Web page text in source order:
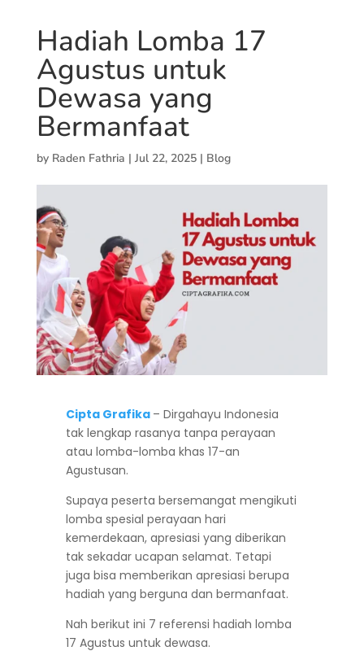
Hadiah Lomba 17
Agustus untuk
Dewasa yang
Bermanfaat
by Raden Fathria | Jul 22, 2025| Blog
Cipta Grafika – Dirgahayu Indonesia
tak lengkap rasanya tanpa perayaan
atau lomba-lomba khas 17-an
Agustusan.
Supaya peserta bersemangat mengikuti
lomba spesial perayaan hari
kemerdekaan, apresiasi yang diberikan
tak sekadar ucapan selamat. Tetapi
juga bisa memberikan apresiasi berupa
hadiah yang berguna dan bermanfaat.
Nah berikut ini 7 referensi hadiah lomba
17 Agustus untuk dewasa.